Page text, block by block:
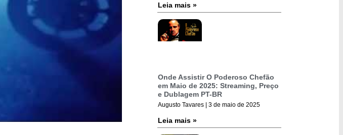
Leia mais »
Onde Assistir O Poderoso Chefão
em Maio de 2025: Streaming, Preço
e Dublagem PT-BR
Augusto Tavares 3 de maio de 2025
Leia mais »